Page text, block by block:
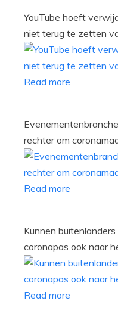
YouTube hoeft
niet terug te zetten
Read more
rechter om
Read more
Kunnen
coronapas ook naar
Read more